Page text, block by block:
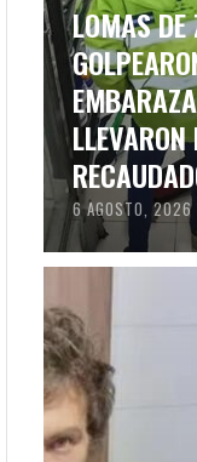
LOMAS
6 AGOSTO, 2026